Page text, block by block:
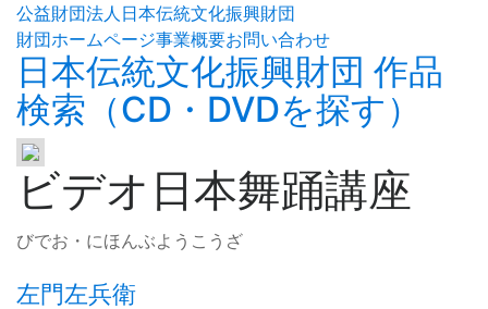
公益財団法人日本伝統文化振興財団
財団ホームページ事業概要お問い合わせ
日本伝統文化振興財団 作品
検索（CD・DVDを探す）
ビデオ日本舞踊講座
びでお・にほんぶようこうざ
左門左兵衛